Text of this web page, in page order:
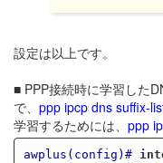
設定は以上です。
■ PPP接続時に学習した
で、 ppp ipcp dns suffix-
学習するためには、 ppp
awplus(config)#